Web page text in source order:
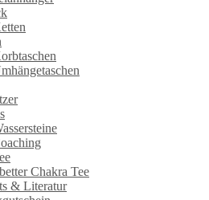
Chakra Tee
& Literatur